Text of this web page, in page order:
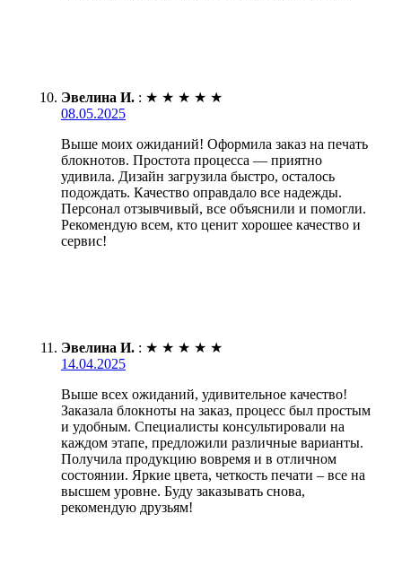
Эвелина И. : ★ ★ ★ ★ ★
08.05.2025
Выше моих ожиданий! Оформила заказ на печать
блокнотов. Простота процесса — приятно
удивила. Дизайн загрузила быстро, осталось
подождать. Качество оправдало все надежды.
Персонал отзывчивый, все объяснили и помогли.
Рекомендую всем, кто ценит хорошее качество и
сервис!
Эвелина И. : ★ ★ ★ ★ ★
14.04.2025
Выше всех ожиданий, удивительное качество!
Заказала блокноты на заказ, процесс был простым
и удобным. Специалисты консультировали на
каждом этапе, предложили различные варианты.
Получила продукцию вовремя и в отличном
состоянии. Яркие цвета, четкость печати – все на
высшем уровне. Буду заказывать снова,
рекомендую друзьям!